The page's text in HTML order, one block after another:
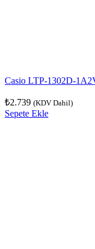
Casio LTP-1302D-
₺2.739 (KDV Dahil)
Sepete Ekle